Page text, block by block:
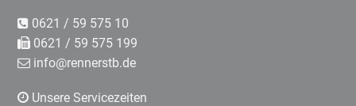
0621 / 59 575 10
0621 / 59 575 199
info@rennerstb.de
Unsere Servicezeiten